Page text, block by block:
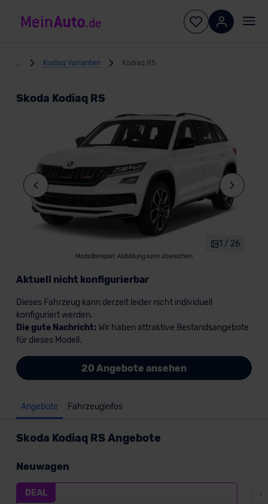
Kodiaq Varianten Kodiaq RS
Skoda Kodiaq RS
Modellbeispiel: Abbildung kann abweichen
1 / 26
Aktuell nicht konfigurierbar
Dieses Fahrzeug kann derzeit leider nicht individuell
konfiguriert werden.
Die gute Nachricht: Wir haben attraktive Bestandsangebote
für dieses Modell.
20 Angebote ansehen
Angebote Fahrzeuginfos
Skoda Kodiaq RS Angebote
Neuwagen
DEAL